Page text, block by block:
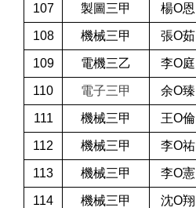
107 製圖三甲 楊O恩
108 機械三甲 張O茹
109 電機三乙 李O庭
110 電子三甲 余O臻
111 機械三甲 王O倫
112 機械三甲 李O祐
113 機械三甲 李O憲
114 機械三甲 沈O翔